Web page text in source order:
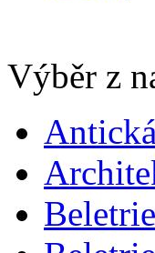
Výběr z